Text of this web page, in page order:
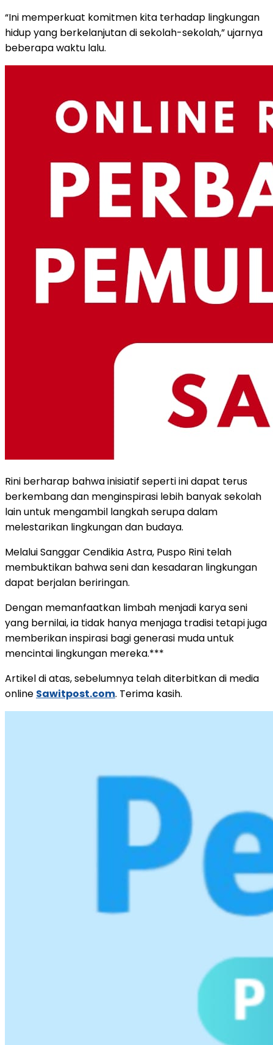
“Ini memperkuat komitmen kita terhadap lingkungan
hidup yang berkelanjutan di sekolah-sekolah,” ujarnya
beberapa waktu lalu.
Rini berharap bahwa inisiatif seperti ini dapat terus
berkembang dan menginspirasi lebih banyak sekolah
lain untuk mengambil langkah serupa dalam
melestarikan lingkungan dan budaya.
Melalui Sanggar Cendikia Astra, Puspo Rini telah
membuktikan bahwa seni dan kesadaran lingkungan
dapat berjalan beriringan.
Dengan memanfaatkan limbah menjadi karya seni
yang bernilai, ia tidak hanya menjaga tradisi tetapi juga
memberikan inspirasi bagi generasi muda untuk
mencintai lingkungan mereka.***
Artikel di atas, sebelumnya telah diterbitkan di media
online Sawitpost.com. Terima kasih.